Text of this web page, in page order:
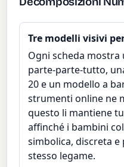
Tre modelli visivi
Ogni scheda mostra
parte-parte-tutto,
20 e un modello a
strumenti online ne
questo li mantiene
affinché i bambini
simbolica, discreta
stesso legame.